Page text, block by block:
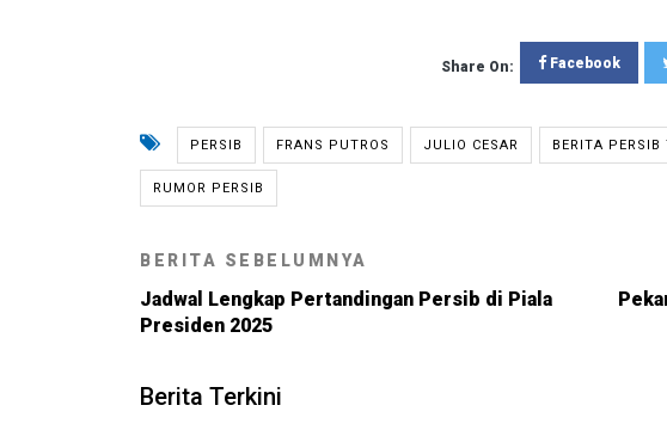
Share On: Facebook
PERSIB FRANS PUTROS JULIO CESAR BERITA PERSIB
RUMOR PERSIB
BERITA SEBELUMNYA
Jadwal Lengkap Pertandingan Persib di Piala
Presiden 2025
Berita Terkini